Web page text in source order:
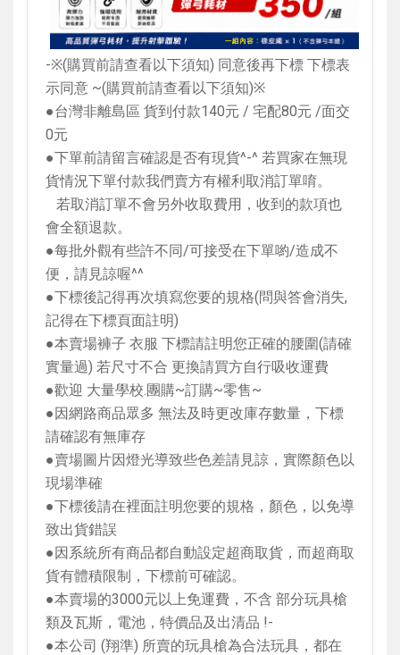
-※(購買前請查看以下須知) 同意後再下標 下標表
示同意 ~(購買前請查看以下須知)※
●台灣非離島區 貨到付款140元 / 宅配80元 /面交
0元
●下單前請留言確認是否有現貨^-^ 若買家在無現
貨情況下單付款我們賣方有權利取消訂單唷。
若取消訂單不會另外收取費用，收到的款項也
會全額退款。
●每批外觀有些許不同/可接受在下單喲/造成不
便，請見諒喔^^
●下標後記得再次填寫您要的規格(問與答會消失,
記得在下標頁面註明)
●本賣場褲子 衣服 下標請註明您正確的腰圍(請確
實量過) 若尺寸不合 更換請買方自行吸收運費
●歡迎 大量學校 團購~訂購~零售~
●因網路商品眾多 無法及時更改庫存數量，下標
請確認有無庫存
●賣場圖片因燈光導致些色差請見諒，實際顏色以
現場準確
●下標後請在裡面註明您要的規格，顏色，以免導
致出貨錯誤
●因系統所有商品都自動設定超商取貨，而超商取
貨有體積限制，下標前可確認。
●本賣場的3000元以上免運費，不含 部分玩具槍
類及瓦斯，電池，特價品及出清品 !-
●本公司 (翔準) 所賣的玩具槍為合法玩具，都在